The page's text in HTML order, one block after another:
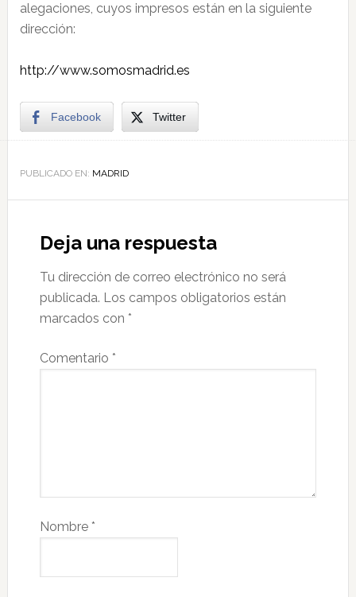
alegaciones, cuyos impresos están en la siguiente
dirección:
http://www.somosmadrid.es
Facebook Twitter
PUBLICADO EN: MADRID
Deja una respuesta
Tu dirección de correo electrónico no será
publicada. Los campos obligatorios están
marcados con *
Comentario *
Nombre *